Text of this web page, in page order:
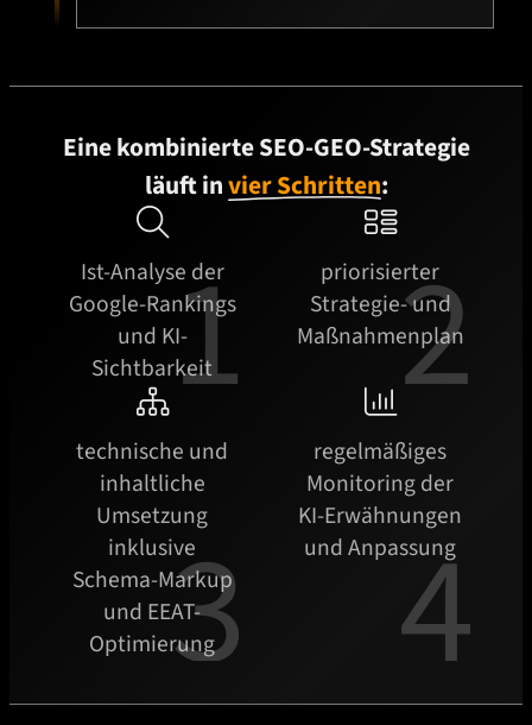
Eine kombinierte SEO-GEO-Strategie
läuft invier Schritten:

Ist-Analyse der
Google-Rankings
und KI-
Sichtbarkeit

priorisierter
Strategie- und
Maßnahmenplan

technische und
inhaltliche
Umsetzung
inklusive
Schema-Markup
und EEAT-
Optimierung

regelmäßiges
Monitoring der
KI-Erwähnungen
und Anpassung